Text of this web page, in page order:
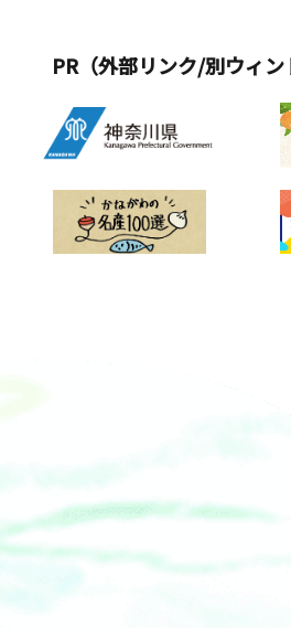
PR（外部リンク/別ウィン